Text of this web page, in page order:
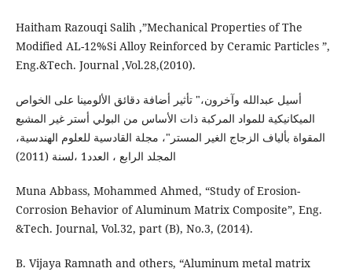
Haitham Razouqi Salih ,”Mechanical Properties of The
Modified AL-12%Si Alloy Reinforced by Ceramic Particles ”,
Eng.&Tech. Journal ,Vol.28,(2010).
أسيل عبدالله وآخرون،" تأثير أضافة دقائق الألومينا على الخواص
الميكانيكية للمواد المركبة ذات الأساس من البولي أستر غير المشبع
المقواة بألياف الزجاج الغير المستر"، مجلة القادسية للعلوم الهندسية،
المجلد الرابع ، العدد1 ،لسنة (2011)
Muna Abbass, Mohammed Ahmed, “Study of Erosion-
Corrosion Behavior of Aluminum Matrix Composite”, Eng.
&Tech. Journal, Vol.32, part (B), No.3, (2014).
B. Vijaya Ramnath and others, “Aluminum metal matrix